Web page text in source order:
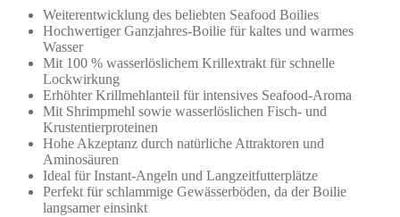
Weiterentwicklung des beliebten Seafood Boilies
Hochwertiger Ganzjahres-Boilie für kaltes und warmes
Wasser
Mit 100 % wasserlöslichem Krillextrakt für schnelle
Lockwirkung
Erhöhter Krillmehlanteil für intensives Seafood-Aroma
Mit Shrimpmehl sowie wasserlöslichen Fisch- und
Krustentierproteinen
Hohe Akzeptanz durch natürliche Attraktoren und
Aminosäuren
Ideal für Instant-Angeln und Langzeitfutterplätze
Perfekt für schlammige Gewässerböden, da der Boilie
langsamer einsinkt